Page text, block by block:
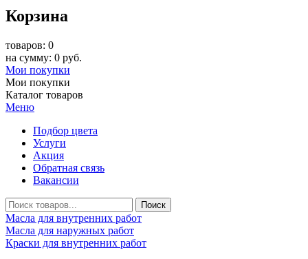
Корзина
товаров: 0
на сумму: 0 руб.
Мои покупки
Мои покупки
Каталог товаров
Меню
Подбор цвета
Услуги
Акция
Обратная связь
Вакансии
Масла для внутренних работ
Масла для наружных работ
Краски для внутренних работ